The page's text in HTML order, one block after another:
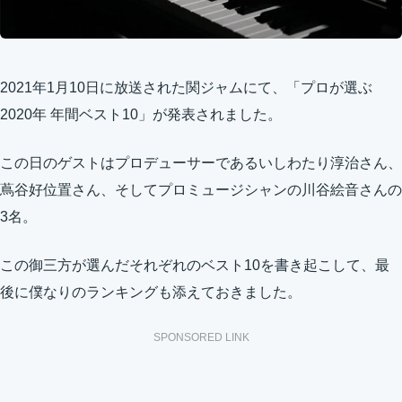
2021年1月10日に放送された関ジャムにて、「プロが選ぶ
2020年 年間ベスト10」が発表されました。
この日のゲストはプロデューサーであるいしわたり淳治さん、
蔦谷好位置さん、そしてプロミュージシャンの川谷絵音さんの
3名。
この御三方が選んだそれぞれのベスト10を書き起こして、最
後に僕なりのランキングも添えておきました。
SPONSORED LINK